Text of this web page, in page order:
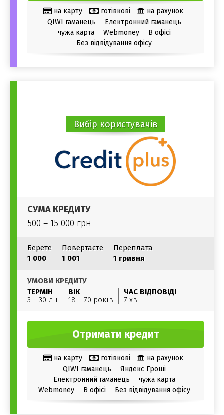
на карту готівкові
на рахунок
QIWI гаманець
Електронний гаманець
чужа карта
Webmoney
В офісі
Без відвідування офісу
Вибір користувачів
СУМА КРЕДИТУ
500 – 15 000 грн
Берете
1 000
Повертаєте
1 001
Переплата
1 гривня
УМОВИ КРЕДИТУ
ТЕРМІН
3 – 30 дн
ВІК
18 – 70 років
ЧАС ВІДПОВІДІ
7 хв
Отримати кредит
на карту готівкові
на рахунок
QIWI гаманець
Яндекс Гроші
Електронний гаманець
чужа карта
Webmoney
В офісі Без відвідування офісу